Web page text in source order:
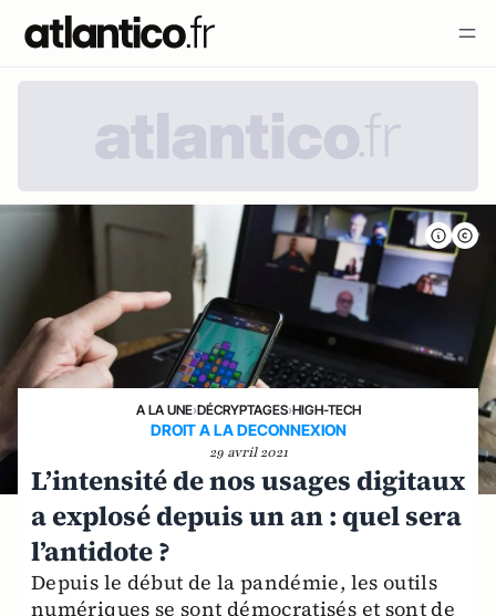
A LA UNE›DÉCRYPTAGES›HIGH-TECH
DROIT A LA DECONNEXION
29 avril 2021
L’intensité de nos usages digitaux
a explosé depuis un an : quel sera
l’antidote ?
Depuis le début de la pandémie, les outils
numériques se sont démocratisés et sont de